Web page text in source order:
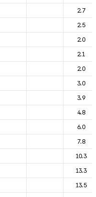
2.7
2.5
2.0
2.1
2.0
3.0
3.9
4.8
6.0
7.8
10.3
13.3
13.5